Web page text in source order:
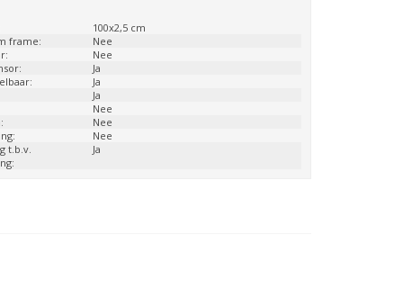
100x2,5 cm
frame:
Nee
Nee
Ja
Ja
Ja
Nee
Nee
Nee
t.b.v.
Ja